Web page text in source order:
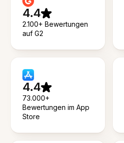
4.4
2.100+ Bewertungen
auf G2
4.4
73.000+
Bewertungen im App
Store